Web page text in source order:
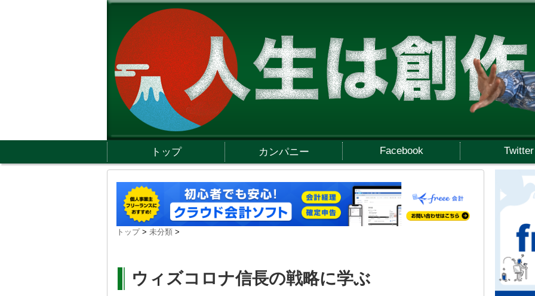
トップ カンパニー Facebook Twitter
トップ > 未分類 >
ウィズコロナ信長の戦略に学ぶ